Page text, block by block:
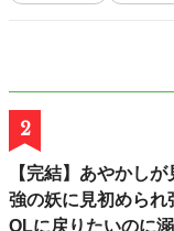
2
【完結】あやかし
強の妖に見初められ
OLに戻りたいのに